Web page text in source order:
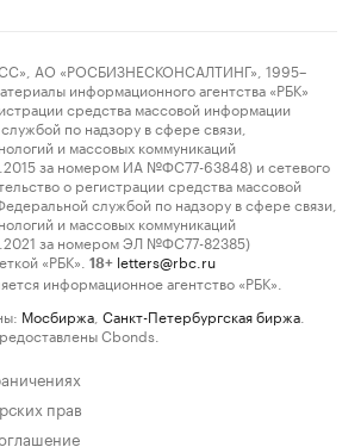
АО «РОСБИЗНЕСКОНСАЛТИНГ», 1995–
информационного агентства «РБК»
средства массовой информации
по надзору в сфере связи,
и массовых коммуникаций
за номером ИА №ФС77-63848) и сетевого
о регистрации средства массовой
службой по надзору в сфере связи,
и массовых коммуникаций
за номером ЭЛ №ФС77-82385)
«РБК».
18+ letters@rbc.ru
информационное агентство «РБК».
Мосбиржа Санкт-Петербургская биржа
Cbonds.
прав